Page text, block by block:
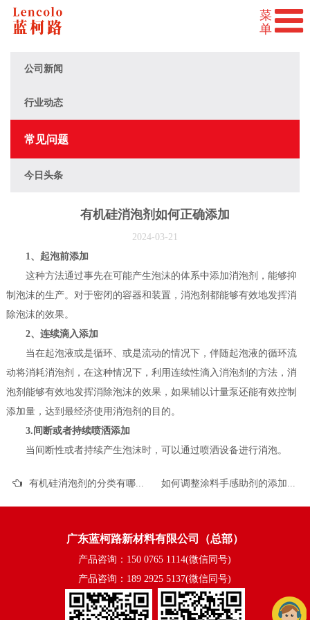
公司新闻
行业动态
常见问题
今日头条
有机硅消泡剂如何正确添加
2024-03-21
1、起泡前添加
这种方法通过事先在可能产生泡沫的体系中添加消泡剂，能够抑
制泡沫的生产。对于密闭的容器和装置，消泡剂都能够有效地发挥消
除泡沫的效果。
2、连续滴入添加
当在起泡液或是循环、或是流动的情况下，伴随起泡液的循环流
动将消耗消泡剂，在这种情况下，利用连续性滴入消泡剂的方法，消
泡剂能够有效地发挥消除泡沫的效果，如果辅以计量泵还能有效控制
添加量，达到最经济使用消泡剂的目的。
3.间断或者持续喷洒添加
当间断性或者持续产生泡沫时，可以通过喷洒设备进行消泡。
广东蓝柯路新材料有限公司（总部）
产品咨询：150 0765 1114(微信同号)
产品咨询：189 2925 5137(微信同号)